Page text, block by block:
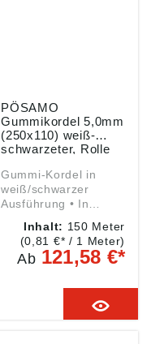
PÖSAMO
Gummikordel 5,0mm
(250x110) weiß-
schwarzeter, Rolle
Gummi-Kordel in
weiß/schwarzer
Ausführung • In
Ausführung Angaben
gemäß
Produktsicherheitsver
Monheimer Ketten- u.
Metallwarenindustrie,
Inhalt: 150 Meter
(0,81 €* / 1 Meter)
Ab 121,58 €*